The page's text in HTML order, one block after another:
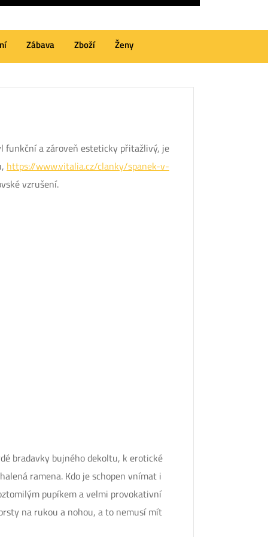
Zábava Zboží Ženy
funkční a zároveň esteticky přitažlivý, je
https://www.vitalia.cz/clanky/spanek-v-
vzrušení.
bradavky bujného dekoltu, k erotické
ramena. Kdo je schopen vnímat i
pupíkem a velmi provokativní
na rukou a nohou, a to nemusí mít